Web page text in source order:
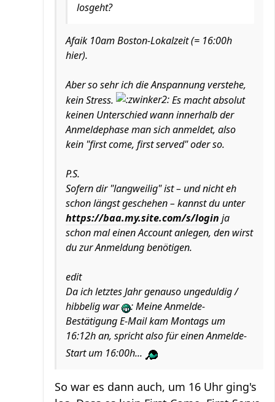
losgeht?
Afaik 10am Boston-Lokalzeit (= 16:00h
hier).
Aber so sehr ich die Anspannung verstehe,
kein Stress.
Es macht absolut
keinen Unterschied wann innerhalb der
Anmeldephase man sich anmeldet, also
kein "first come, first served" oder so.
P.S.
Sofern dir "langweilig" ist – und nicht eh
schon längst geschehen – kannst du unter
https://baa.my.site.com/s/login ja
schon mal einen Account anlegen, den wirst
du zur Anmeldung benötigen.
edit
Da ich letztes Jahr genauso ungeduldig /
hibbelig war
: Meine Anmelde-
Bestätigung E-Mail kam Montags um
16:12h an, spricht also für einen Anmelde-
Start um 16:00h...
So war es dann auch, um 16 Uhr ging's